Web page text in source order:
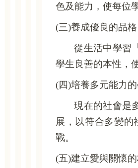
色及能力，使每位
(三)養成優良的品格
從生活中學習
學生良善的本性，
(四)培養多元能力的
現在的社會是
展，以符合多變
戰。
(五)建立愛與關懷的